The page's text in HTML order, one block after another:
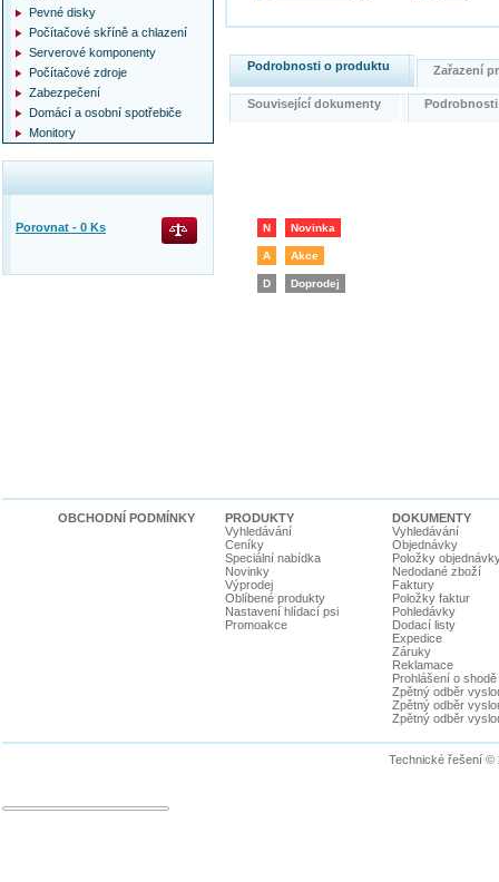
Podrobnosti o produktu Zařazení
Související dokumenty
N Novinka
A Akce
D Doprodej
Pevné disky
Počítačové skříně a chlazení
Serverové komponenty
Počítačové zdroje
Zabezpečení
Domácí a osobní spotřebiče
Monitory
Porovnat - 0 Ks
OBCHODNÍ PODMÍNKY
PRODUKTY
Vyhledávání
Ceníky
Speciální nabídka
Novinky
Výprodej
Oblíbené produkty
Nastavení hlídací psi
Promoakce
DOKUMENTY
Vyhledávání
Objednávky
Položky
Nedodané zboží
Faktury
Položky faktur
Pohledávky
Dodací listy
Expedice
Záruky
Reklamace
Prohlášení o shodě
Zpětný odběr
Zpětný odběr
Zpětný odběr
Technické řešení ©